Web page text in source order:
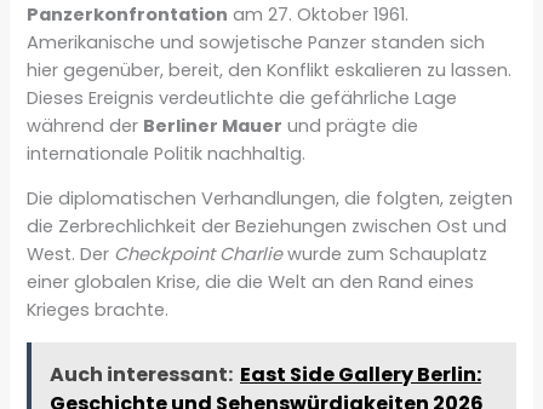
Panzerkonfrontation am 27. Oktober 1961.
Amerikanische und sowjetische Panzer standen sich
hier gegenüber, bereit, den Konflikt eskalieren zu lassen.
Dieses Ereignis verdeutlichte die gefährliche Lage
während der Berliner Mauer und prägte die
internationale Politik nachhaltig.
Die diplomatischen Verhandlungen, die folgten, zeigten
die Zerbrechlichkeit der Beziehungen zwischen Ost und
West. Der Checkpoint Charliewurde zum Schauplatz
einer globalen Krise, die die Welt an den Rand eines
Krieges brachte.
Auch interessant: East Side Gallery Berlin:
Geschichte und Sehenswürdigkeiten 2026